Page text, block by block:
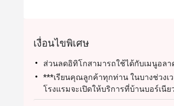
เงื่อนไขพิเศษ
ส่วนลดอิทิโกสามารถใช้ได้กับเมนูอล
***เรียนคุณลูกค้าทุกท่าน ในบางช่วงเ
โรงแรมจะเปิดให้บริการที่บ้านบอร์เนี
หวังว่าจะได้ต้อนรับทุกท่าน